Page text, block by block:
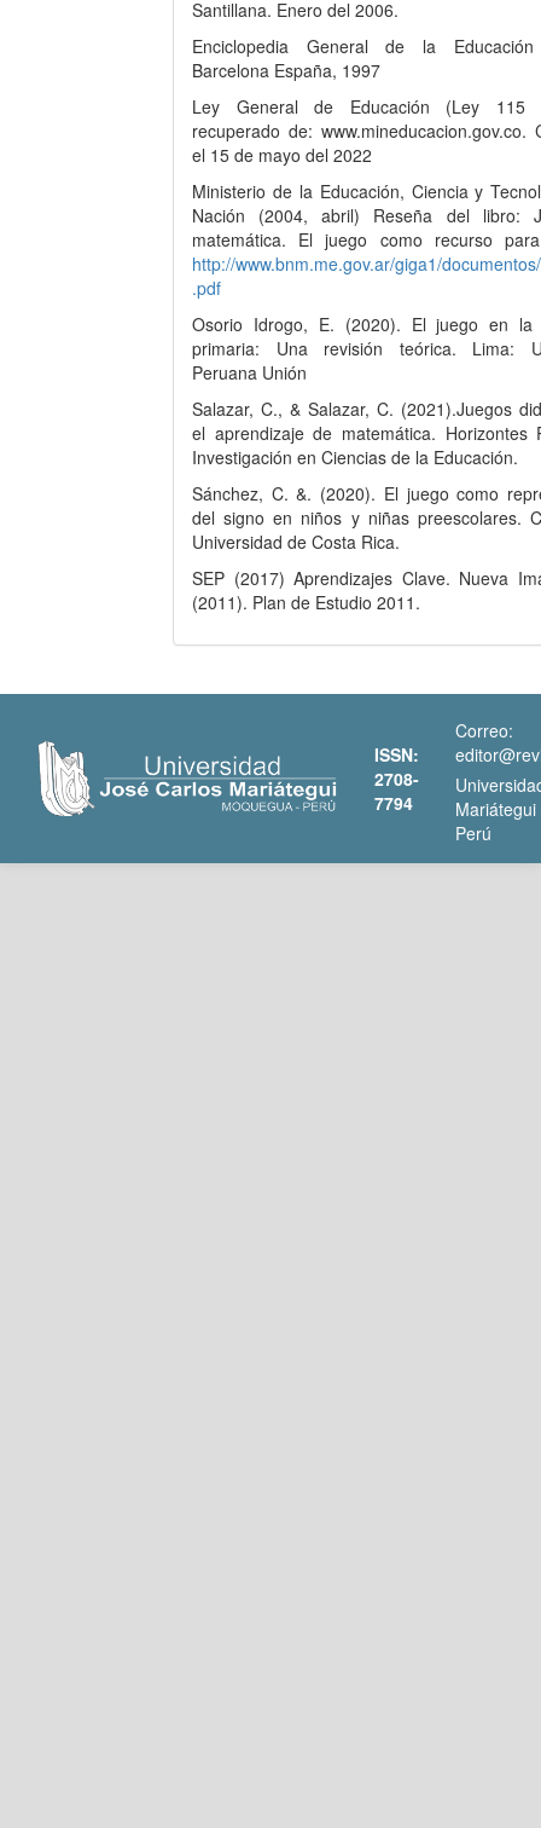
Santillana. Enero del 2006.
Enciclopedia General de la
Barcelona España, 1997
Ley General de Educación (Ley 115
recuperado de: www.mineducacion.gov.co.
el 15 de mayo del 2022
Ministerio de la Educación, Ciencia y
Nación (2004, abril) Reseña del libro:
matemática. El juego como recurso
http://www.bnm.me.gov.ar/giga1/
.pdf
Osorio Idrogo, E. (2020). El juego en la
primaria: Una revisión teórica. Lima:
Peruana Unión
Salazar, C., & Salazar, C. (2021).Juegos
el aprendizaje de matemática. Horizontes
Investigación en Ciencias de la Educación.
Sánchez, C. &. (2020). El juego como
del signo en niños y niñas preescolares.
Universidad de Costa Rica.
SEP (2017) Aprendizajes Clave. Nueva
(2011). Plan de Estudio 2011.
ISSN:
2708-
7794
Correo:
Perú